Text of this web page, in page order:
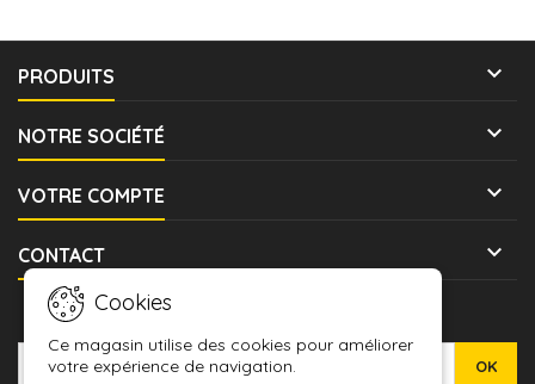
PRODUITS 
NOTRE SOCIÉTÉ 
VOTRE COMPTE 
CONTACT 
Cookies
Ce magasin utilise des cookies pour améliorer
votre expérience de navigation.
LETTRE D'INFORMATIONS